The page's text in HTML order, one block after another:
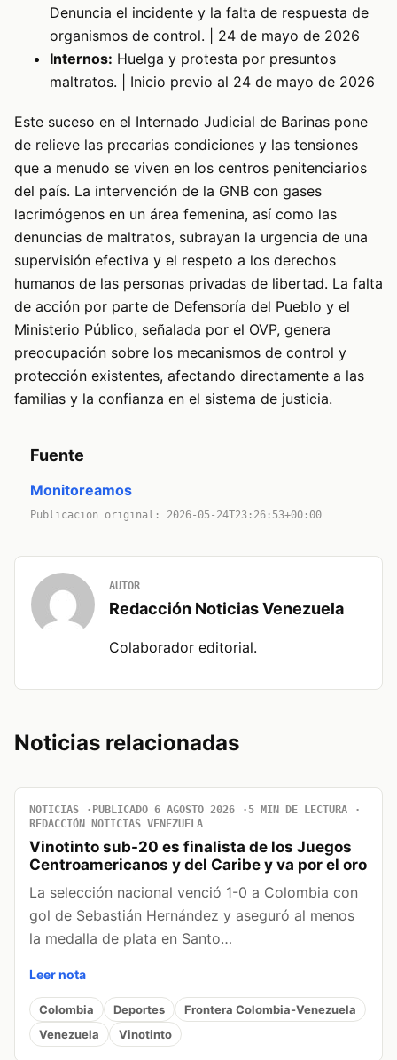
Denuncia el incidente y la falta de respuesta de
organismos de control. | 24 de mayo de 2026
Internos: Huelga y protesta por presuntos
maltratos. | Inicio previo al 24 de mayo de 2026
Este suceso en el Internado Judicial de Barinas pone
de relieve las precarias condiciones y las tensiones
que a menudo se viven en los centros penitenciarios
del país. La intervención de la GNB con gases
lacrimógenos en un área femenina, así como las
denuncias de maltratos, subrayan la urgencia de una
supervisión efectiva y el respeto a los derechos
humanos de las personas privadas de libertad. La falta
de acción por parte de Defensoría del Pueblo y el
Ministerio Público, señalada por el OVP, genera
preocupación sobre los mecanismos de control y
protección existentes, afectando directamente a las
familias y la confianza en el sistema de justicia.
Fuente
Monitoreamos
Publicacion original: 2026-05-24T23:26:53+00:00
AUTOR
Redacción Noticias Venezuela
Colaborador editorial.
Noticias relacionadas
NOTICIAS PUBLICADO 6 AGOSTO 2026
5 MIN DE LECTURA
REDACCIÓN NOTICIAS VENEZUELA
Vinotinto sub-20 es finalista de los Juegos
Centroamericanos y del Caribe y va por el oro
La selección nacional venció 1-0 a Colombia con
gol de Sebastián Hernández y aseguró al menos
la medalla de plata en Santo…
Leer nota
Colombia Deportes
Frontera Colombia-Venezuela
Venezuela
Vinotinto